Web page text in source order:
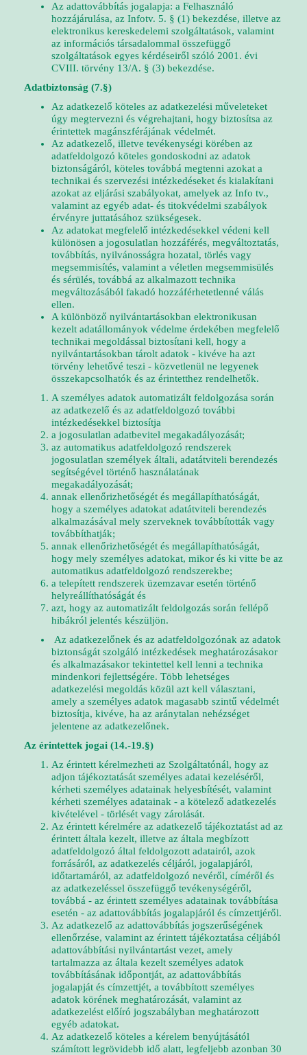
Az adattovábbítás jogalapja: a Felhasználó
hozzájárulása, az Infotv. 5. § (1) bekezdése, illetve az
elektronikus kereskedelemi szolgáltatások, valamint
az információs társadalommal összefüggő
szolgáltatások egyes kérdéseiről szóló 2001. évi
CVIII. törvény 13/A. § (3) bekezdése.
Adatbiztonság (7.§)
Az adatkezelő köteles az adatkezelési műveleteket
úgy megtervezni és végrehajtani, hogy biztosítsa az
érintettek magánszférájának védelmét.
Az adatkezelő, illetve tevékenységi körében az
adatfeldolgozó köteles gondoskodni az adatok
biztonságáról, köteles továbbá megtenni azokat a
technikai és szervezési intézkedéseket és kialakítani
azokat az eljárási szabályokat, amelyek az Info tv.,
valamint az egyéb adat- és titokvédelmi szabályok
érvényre juttatásához szükségesek.
Az adatokat megfelelő intézkedésekkel védeni kell
különösen a jogosulatlan hozzáférés, megváltoztatás,
továbbítás, nyilvánosságra hozatal, törlés vagy
megsemmisítés, valamint a véletlen megsemmisülés
és sérülés, továbbá az alkalmazott technika
megváltozásából fakadó hozzáférhetetlenné válás
ellen.
A különböző nyilvántartásokban elektronikusan
kezelt adatállományok védelme érdekében megfelelő
technikai megoldással biztosítani kell, hogy a
nyilvántartásokban tárolt adatok - kivéve ha azt
törvény lehetővé teszi - közvetlenül ne legyenek
összekapcsolhatók és az érintetthez rendelhetők.
A személyes adatok automatizált feldolgozása során
az adatkezelő és az adatfeldolgozó további
intézkedésekkel biztosítja
a jogosulatlan adatbevitel megakadályozását;
az automatikus adatfeldolgozó rendszerek
jogosulatlan személyek általi, adatátviteli berendezés
segítségével történő használatának
megakadályozását;
annak ellenőrizhetőségét és megállapíthatóságát,
hogy a személyes adatokat adatátviteli berendezés
alkalmazásával mely szerveknek továbbították vagy
továbbíthatják;
annak ellenőrizhetőségét és megállapíthatóságát,
hogy mely személyes adatokat, mikor és ki vitte be az
automatikus adatfeldolgozó rendszerekbe;
a telepített rendszerek üzemzavar esetén történő
helyreállíthatóságát és
azt, hogy az automatizált feldolgozás során fellépő
hibákról jelentés készüljön.
Az adatkezelőnek és az adatfeldolgozónak az adatok
biztonságát szolgáló intézkedések meghatározásakor
és alkalmazásakor tekintettel kell lenni a technika
mindenkori fejlettségére. Több lehetséges
adatkezelési megoldás közül azt kell választani,
amely a személyes adatok magasabb szintű védelmét
biztosítja, kivéve, ha az aránytalan nehézséget
jelentene az adatkezelőnek.
Az érintettek jogai (14.-19.§)
Az érintett kérelmezheti az Szolgáltatónál, hogy az
adjon tájékoztatását személyes adatai kezeléséről,
kérheti személyes adatainak helyesbítését, valamint
kérheti személyes adatainak - a kötelező adatkezelés
kivételével - törlését vagy zárolását.
Az érintett kérelmére az adatkezelő tájékoztatást ad az
érintett általa kezelt, illetve az általa megbízott
adatfeldolgozó által feldolgozott adatairól, azok
forrásáról, az adatkezelés céljáról, jogalapjáról,
időtartamáról, az adatfeldolgozó nevéről, címéről és
az adatkezeléssel összefüggő tevékenységéről,
továbbá - az érintett személyes adatainak továbbítása
esetén - az adattovábbítás jogalapjáról és címzettjéről.
Az adatkezelő az adattovábbítás jogszerűségének
ellenőrzése, valamint az érintett tájékoztatása céljából
adattovábbítási nyilvántartást vezet, amely
tartalmazza az általa kezelt személyes adatok
továbbításának időpontját, az adattovábbítás
jogalapját és címzettjét, a továbbított személyes
adatok körének meghatározását, valamint az
adatkezelést előíró jogszabályban meghatározott
egyéb adatokat.
Az adatkezelő köteles a kérelem benyújtásától
számított legrövidebb idő alatt, legfeljebb azonban 30